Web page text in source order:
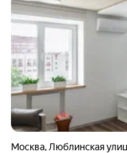
Москва, Люблинская